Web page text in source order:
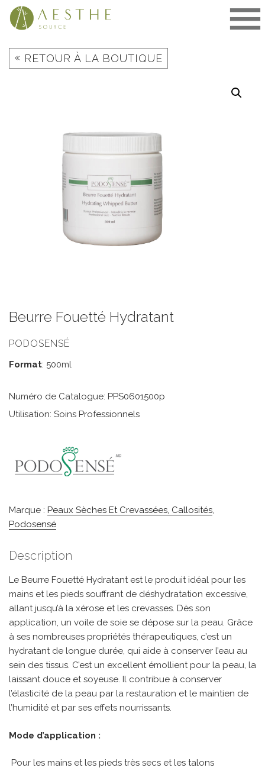
Aller
« RETOUR À LA BOUTIQUE
Beurre Fouetté Hydratant
PODOSENSÉ
Format: 500ml
Numéro de Catalogue: PPS0601500p
Utilisation: Soins Professionnels
Marque : Peaux Sèches Et Crevassées, Callosités,
Podosensé
Description
Le Beurre Fouetté Hydratant est le produit idéal pour les
mains et les pieds souffrant de déshydratation excessive,
allant jusqu’à la xérose et les crevasses. Dès son
application, un voile de soie se dépose sur la peau. Grâce
à ses nombreuses propriétés thérapeutiques, c’est un
hydratant de longue durée, qui aide à conserver l’eau au
sein des tissus. C’est un excellent émollient pour la peau, la
laissant douce et soyeuse. Il contribue à conserver
l’élasticité de la peau par la restauration et le maintien de
l’humidité et par ses effets nourrissants.
Mode d’application :
Pour les mains et les pieds très secs et les talons